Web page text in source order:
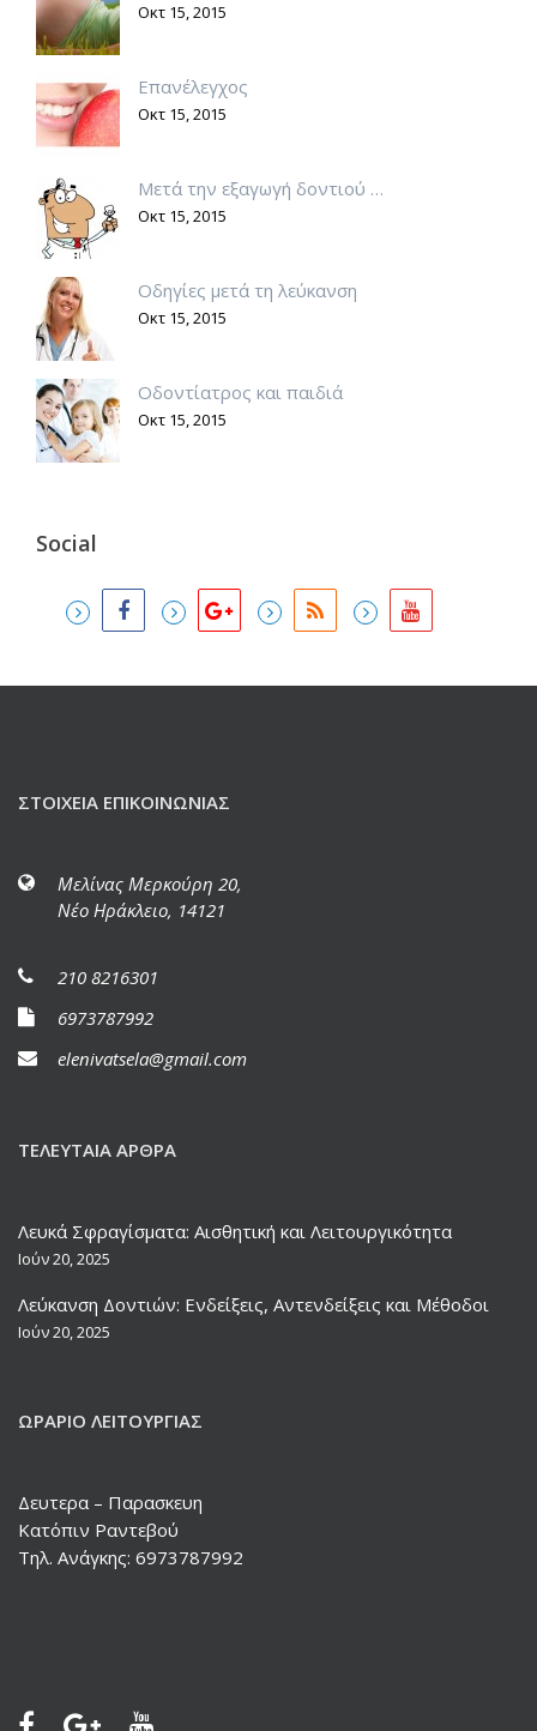
Οκτ 15, 2015
Επανέλεγχος
Οκτ 15, 2015
Μετά την εξαγωγή δοντιού …
Οκτ 15, 2015
Οδηγίες μετά τη λεύκανση
Οκτ 15, 2015
Οδοντίατρος και παιδιά
Οκτ 15, 2015
Social
ΣΤΟΙΧΕΊΑ ΕΠΙΚΟΙΝΩΝΊΑΣ
Μελίνας Μερκούρη 20,
Νέο Ηράκλειο, 14121
210 8216301
6973787992
elenivatsela@gmail.com
ΤΕΛΕΥΤΑΊΑ ΆΡΘΡΑ
Λευκά Σφραγίσματα: Αισθητική και Λειτουργικότητα
Ιούν 20, 2025
Λεύκανση Δοντιών: Ενδείξεις, Αντενδείξεις και Μέθοδοι
Ιούν 20, 2025
ΩΡΆΡΙΟ ΛΕΙΤΟΥΡΓΊΑΣ
Δευτερα – Παρασκευη
Κατόπιν Ραντεβού
Τηλ. Ανάγκης: 6973787992